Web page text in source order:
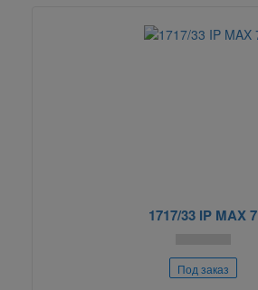
1717/33 IP MAX 7
Под заказ